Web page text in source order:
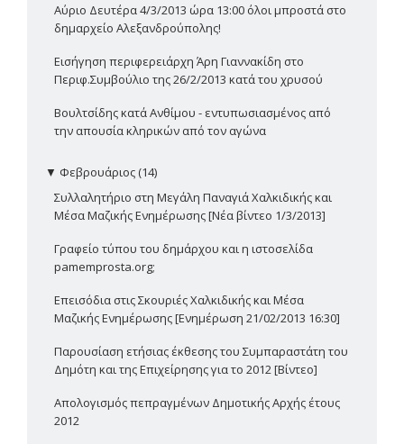
Αύριο Δευτέρα 4/3/2013 ώρα 13:00 όλοι μπροστά στο
δημαρχείο Αλεξανδρούπολης!
Εισήγηση περιφερειάρχη Άρη Γιαννακίδη στο
Περιφ.Συμβούλιο της 26/2/2013 κατά του χρυσού
Βουλτσίδης κατά Ανθίμου - εντυπωσιασμένος από
την απουσία κληρικών από τον αγώνα
▼ Φεβρουάριος (14)
Συλλαλητήριο στη Μεγάλη Παναγιά Χαλκιδικής και
Μέσα Μαζικής Ενημέρωσης [Νέα βίντεο 1/3/2013]
Γραφείο τύπου του δημάρχου και η ιστοσελίδα
pamemprosta.org;
Επεισόδια στις Σκουριές Χαλκιδικής και Μέσα
Μαζικής Ενημέρωσης [Ενημέρωση 21/02/2013 16:30]
Παρουσίαση ετήσιας έκθεσης του Συμπαραστάτη του
Δημότη και της Επιχείρησης για το 2012 [Βίντεο]
Απολογισμός πεπραγμένων Δημοτικής Αρχής έτους
2012